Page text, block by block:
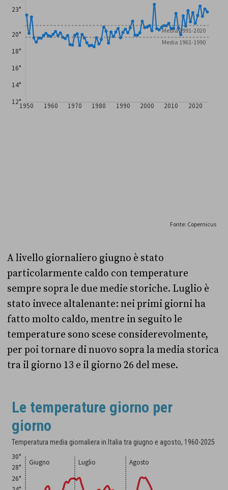
A livello giornaliero giugno è stato
particolarmente caldo con temperature
sempre sopra le due medie storiche. Luglio è
stato invece altalenante: nei primi giorni ha
fatto molto caldo, mentre in seguito le
temperature sono scese considerevolmente,
per poi tornare di nuovo sopra la media storica
tra il giorno 13 e il giorno 26 del mese.